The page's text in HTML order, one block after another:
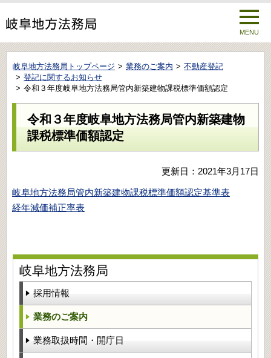
MENU
岐阜地方法務局トップページ 業務のご案内
不動産登記
登記に関するお知らせ
令和３年度岐阜地方法務局管内新築建物課税標準価額認定
令和３年度岐阜地方法務局管内新築建物
課税標準価額認定
更新日：2021年3月17日
岐阜地方法務局管内新築建物課税標準価額認定基準表
経年減価補正率表
岐阜地方法務局
採用情報
業務のご案内
業務取扱時間・開庁日